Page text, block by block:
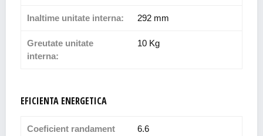
Inaltime unitate interna: 292 mm
Greutate unitate
interna:
10 Kg
EFICIENTA ENERGETICA
Coeficient randament
6.6